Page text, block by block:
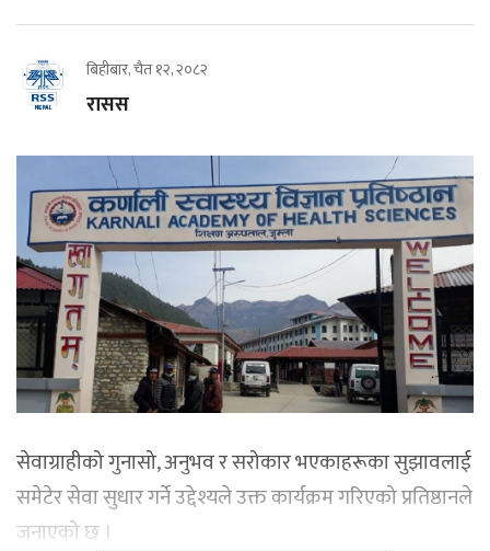
बिहीबार, चैत १२, २०८२
रासस
सेवाग्राहीको गुनासो, अनुभव र सरोकार भएकाहरूका सुझावलाई
समेटेर सेवा सुधार गर्ने उद्देश्यले उक्त कार्यक्रम गरिएको प्रतिष्ठानले
जनाएको छ ।